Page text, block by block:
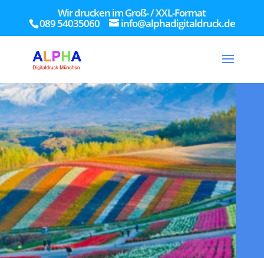
Wir drucken im Groß- / XXL-Format
089 54035060 info@alphadigitaldruck.de
76
/ 100
SEO Punktzahl